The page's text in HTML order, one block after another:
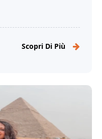
Scopri Di Più